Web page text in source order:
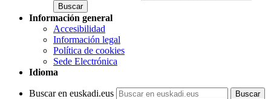
Información general
Accesibilidad
Información legal
Política de cookies
Sede Electrónica
Idioma
Buscar en euskadi.eus